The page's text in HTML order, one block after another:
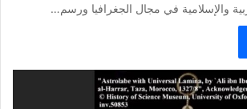
والإسلامية في مجال الجغرافيا ورسم…